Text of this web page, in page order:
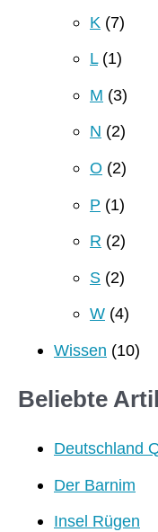
K (7)
L(1)
M (3)
N (2)
O (2)
P (1)
R (2)
S (2)
W (4)
Wissen (10)
Beliebte
Deutschland
Der Barnim
Insel Rügen